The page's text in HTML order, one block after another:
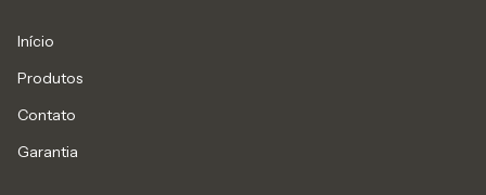
Início
Produtos
Contato
Garantia